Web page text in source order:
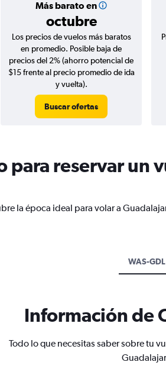
Más barato en
octubre
Los precios de vuelos más baratos
en promedio. Posible baja de
precios del 2% (ahorro potencial de
$15 frente al precio promedio de ida
y vuelta).
Buscar ofertas
para reservar un
la época ideal para volar a
WAS-GDL
Información de
Todo lo que necesitas saber sobre tu